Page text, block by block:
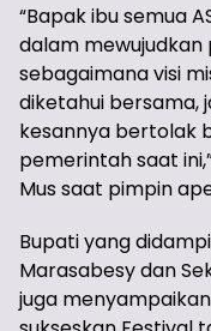
“Bapak ibu semua
dalam
sebagaimana visi
diketahui bersama,
kesannya bertolak
pemerintah saat
Mus saat pimpin
Bupati yang
Marasabesy dan
juga